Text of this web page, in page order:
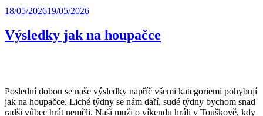
18/05/202619/05/2026
Výsledky jak na houpačce
Poslední dobou se naše výsledky napříč všemi kategoriemi pohybují
jak na houpačce. Liché týdny se nám daří, sudé týdny bychom snad
radši vůbec hrát neměli. Naši muži o víkendu hráli v Touškově, kdy